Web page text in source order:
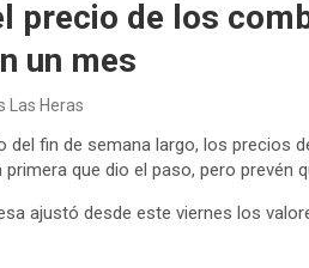
precio de los
un mes
Las Heras
del fin de semana largo, los precios
que dio el paso, pero prevén
ajustó desde este viernes los